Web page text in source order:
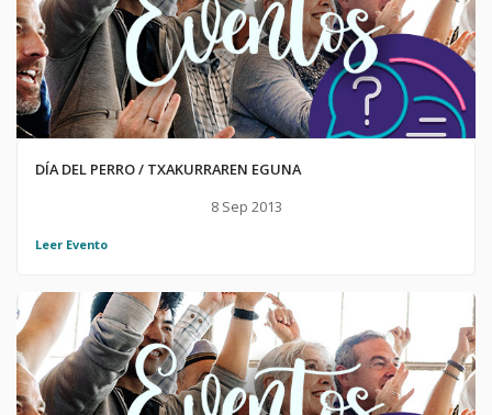
DÍA DEL PERRO / TXAKURRAREN EGUNA
8 Sep 2013
Leer Evento